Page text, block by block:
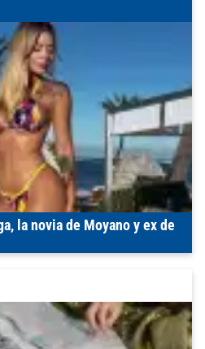
la novia de Moyano y ex de